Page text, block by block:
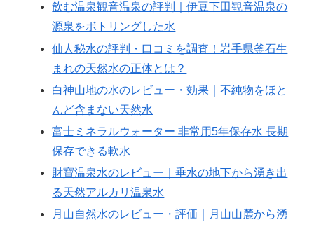
飲む温泉観音温泉の評判｜伊豆下田観音温泉の
源泉をボトリングした水
仙人秘水の評判・口コミを調査！岩手県釜石生
まれの天然水の正体とは？
白神山地の水のレビュー・効果｜不純物をほと
んど含まない天然水
富士ミネラルウォーター 非常用5年保存水 長期
保存できる軟水
財寶温泉水のレビュー｜垂水の地下から湧き出
る天然アルカリ温泉水
月山自然水のレビュー・評価｜月山山麓から湧